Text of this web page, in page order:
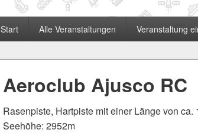
Start Alle Veranstaltungen Veranstaltung
Aeroclub Ajusco RC
Rasenpiste, Hartpiste mit einer Länge von ca.
Seehöhe: 2952m